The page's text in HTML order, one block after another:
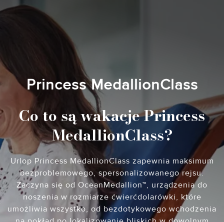
Princess MedallionClass
Co to są wakacje Princess
MedallionClass?
Urlop Princess MedallionClass zapewnia maksimum
bezproblemowego, spersonalizowanego rejsu.
Zaczyna się od OceanMedallion™, urządzenia do
noszenia w rozmiarze ćwierćdolarówki, które
umożliwia wszystko, od bezdotykowego wchodzenia